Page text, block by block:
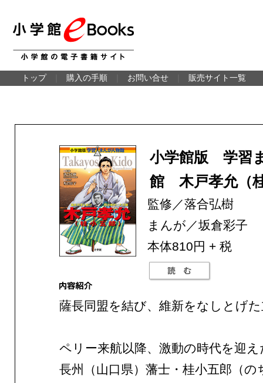
トップ 購入の手順 お問い合せ 販売サイト一覧
小学館版 学習
館 木戸孝允（
監修／落合弘樹
まんが／坂倉彩子
本体810円 + 税
薩長同盟を結び、維新をなしとげ
ペリー来航以降、激動の時代を迎え
長州（山口県）藩士・桂小五郎（の